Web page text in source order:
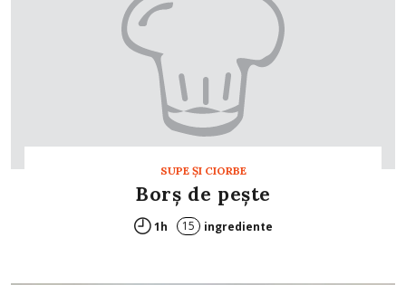
SUPE ŞI CIORBE
Borș de peşte
1h 15 ingrediente